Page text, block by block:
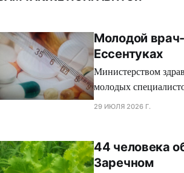
Молодой
Ессентуках
Министерством
молодых
29 ИЮЛЯ 2026 Г.
44 человека
Заречном